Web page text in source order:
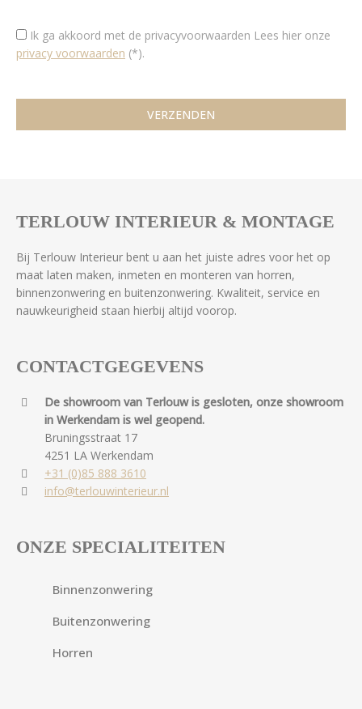
Ik ga akkoord met de privacyvoorwaarden Lees hier onze
privacy voorwaarden (*).
TERLOUW INTERIEUR & MONTAGE
Bij Terlouw Interieur bent u aan het juiste adres voor het op
maat laten maken, inmeten en monteren van horren,
binnenzonwering en buitenzonwering. Kwaliteit, service en
nauwkeurigheid staan hierbij altijd voorop.
CONTACTGEGEVENS
De showroom van Terlouw is gesloten, onze showroom
in Werkendam is wel geopend.
Bruningsstraat 17
4251 LA Werkendam
+31 (0)85 888 3610
info@terlouwinterieur.nl
ONZE SPECIALITEITEN
Binnenzonwering
Buitenzonwering
Horren